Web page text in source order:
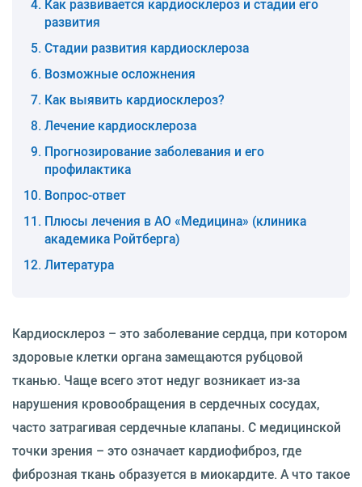
Как развивается кардиосклероз и стадии его
развития
Стадии развития кардиосклероза
Возможные осложнения
Как выявить кардиосклероз?
Лечение кардиосклероза
Прогнозирование заболевания и его
профилактика
Вопрос-ответ
Плюсы лечения в АО «Медицина» (клиника
академика Ройтберга)
Литература
Кардиосклероз – это заболевание сердца, при котором
здоровые клетки органа замещаются рубцовой
тканью. Чаще всего этот недуг возникает из-за
нарушения кровообращения в сердечных сосудах,
часто затрагивая сердечные клапаны. С медицинской
точки зрения – это означает кардиофиброз, где
фиброзная ткань образуется в миокардите. А что такое